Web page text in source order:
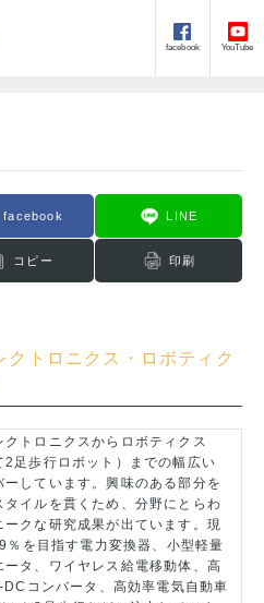
facebook YouTube
facebook LINE
コピー 印刷
トロニクス・ロボティク
クトロニクスからロボティクス
2足歩行ロボット）までの幅広い
ーしています。興味のある部分を
タイルを貫くため、分野にとらわ
ークな研究成果が出ています。現
％を目指す電力変換器、小型軽量
ータ、ワイヤレス給電移動体、高
コンバータ、高効率電気自動車